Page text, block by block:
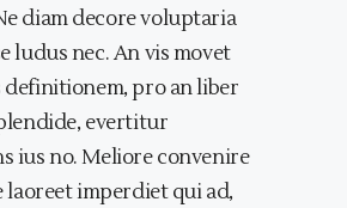
diam decore voluptaria
ludus nec. An vis movet
definitionem, pro an liber
evertitur
ius no. Meliore convenire
laoreet imperdiet qui ad,